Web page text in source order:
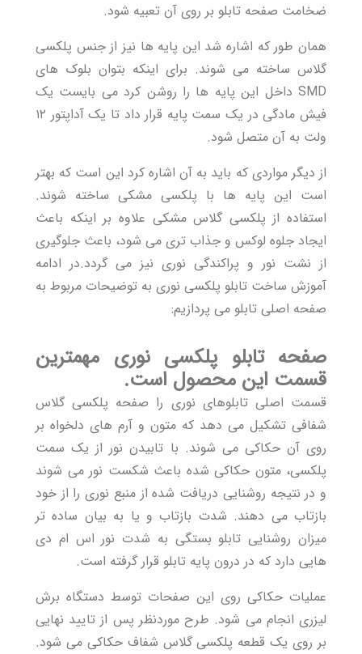
ضخامت صفحه تابلو بر روی آن تعبیه شود.
همان طور که اشاره شد این پایه ها نیز از جنس پلکسی
گلاس ساخته می شوند. برای اینکه بتوان بلوک های
SMD داخل این پایه ها را روشن کرد می بایست یک
فیش مادگی در یک سمت پایه قرار داد تا یک آداپتور ۱۲
ولت به آن متصل شود.
از دیگر مواردی که باید به آن اشاره کرد این است که بهتر
است این پایه ها با پلکسی مشکی ساخته شوند.
استفاده از پلکسی گلاس مشکی علاوه بر اینکه باعث
ایجاد جلوه لوکس و جذاب تری می شود، باعث جلوگیری
از نشت نور و پراکندگی نوری نیز می گردد.در ادامه
آموزش ساخت تابلو پلکسی نوری به توضیحات مربوط به
صفحه اصلی تابلو می پردازیم:
صفحه تابلو پلکسی نوری مهمترین
قسمت این محصول است.
قسمت اصلی تابلوهای نوری را صفحه پلکسی گلاس
شفافی تشکیل می دهد که متون و آرم های دلخواه بر
روی آن حکاکی می شوند. با تابیدن نور از یک سمت
پلکسی، متون حکاکی شده باعث شکست نور می شوند
و در نتیجه روشنایی دریافت شده از منبع نوری را از خود
بازتاب می دهند. شدت بازتاب و یا به بیان ساده تر
میزان روشنایی تابلو بستگی به شدت نور اس ام دی
هایی دارد که در درون پایه تابلو قرار گرفته است.
عملیات حکاکی روی این صفحات توسط دستگاه برش
لیزری انجام می شود. طرح موردنظر پس از تایید نهایی
بر روی یک قطعه پلکسی گلاس شفاف حکاکی می شود.